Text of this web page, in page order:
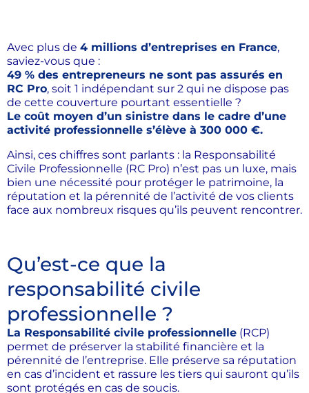
Avec plus de 4 millions d’entreprises en France,
saviez-vous que :
49 % des entrepreneurs ne sont pas assurés en
RC Pro, soit 1 indépendant sur 2 qui ne dispose pas
de cette couverture pourtant essentielle ?
Le coût moyen d’un sinistre dans le cadre d’une
activité professionnelle s’élève à 300 000 €.
Ainsi, ces chiffres sont parlants : la Responsabilité
Civile Professionnelle (RC Pro) n’est pas un luxe, mais
bien une nécessité pour protéger le patrimoine, la
réputation et la pérennité de l’activité de vos clients
face aux nombreux risques qu’ils peuvent rencontrer.
Qu’est-ce que la
responsabilité civile
professionnelle ?
La Responsabilité civile professionnelle (RCP)
permet de préserver la stabilité financière et la
pérennité de l’entreprise. Elle préserve sa réputation
en cas d’incident et rassure les tiers qui sauront qu’ils
sont protégés en cas de soucis.